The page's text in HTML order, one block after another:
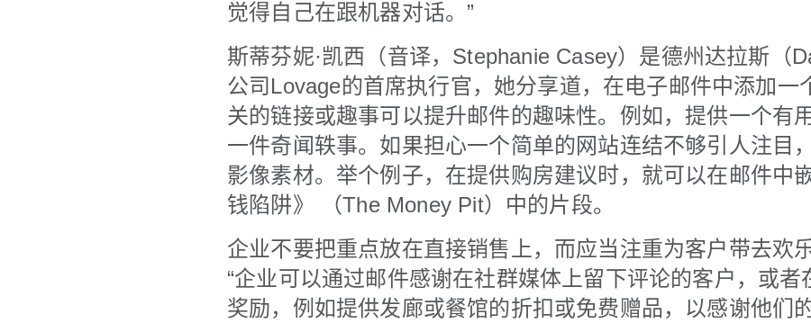
觉得自己在跟机器对话。”
斯蒂芬妮·凯西（音译，Stephanie Casey）是德州达拉斯（
公司Lovage的首席执行官，她分享道，在电子邮件中添加一
关的链接或趣事可以提升邮件的趣味性。例如，提供一个有
一件奇闻轶事。如果担心一个简单的网站连结不够引人注目
影像素材。举个例子，在提供购房建议时，就可以在邮件中
钱陷阱》 （The Money Pit）中的片段。
企业不要把重点放在直接销售上，而应当注重为客户带去欢
“企业可以通过邮件感谢在社群媒体上留下评论的客户，或者
奖励，例如提供发廊或餐馆的折扣或免费赠品，以感谢他们